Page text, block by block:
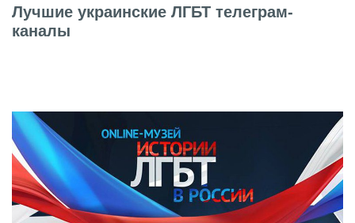
Лучшие украинские ЛГБТ телеграм-
каналы